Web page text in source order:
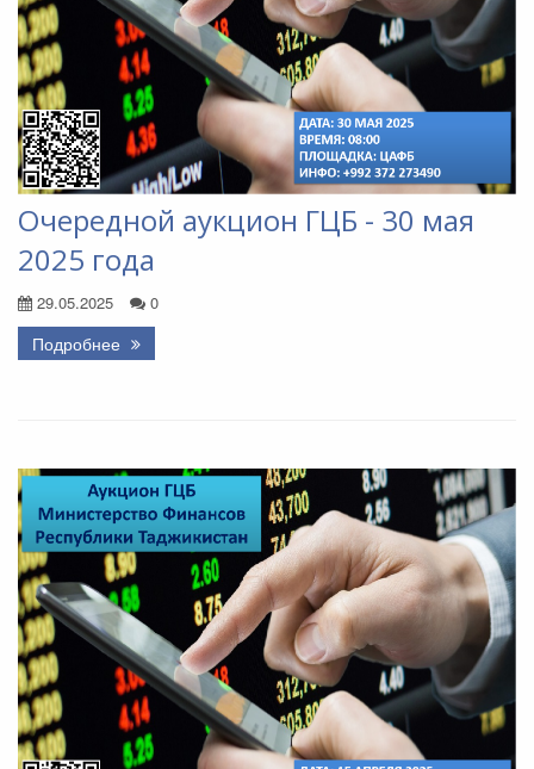
Очередной аукцион ГЦБ - 30 мая
2025 года
29.05.2025 0
Подробнее